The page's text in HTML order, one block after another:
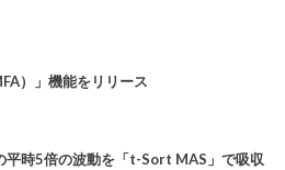
）」機能をリリース
平時5倍の波動を「t-Sort MAS」で吸収